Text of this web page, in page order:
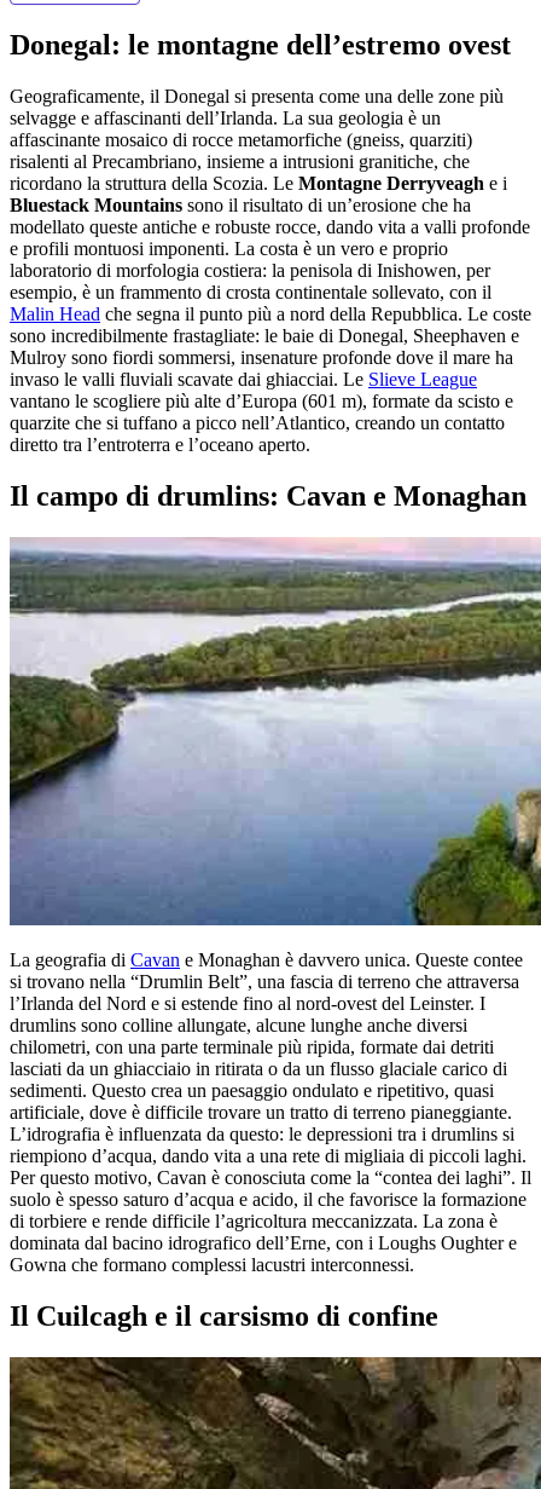
Donegal: le montagne dell’estremo ovest
Geograficamente, il Donegal si presenta come una delle zone più
selvagge e affascinanti dell’Irlanda. La sua geologia è un
affascinante mosaico di rocce metamorfiche (gneiss, quarziti)
risalenti al Precambriano, insieme a intrusioni granitiche, che
ricordano la struttura della Scozia. Le Montagne Derryveagh e i
Bluestack Mountains sono il risultato di un’erosione che ha
modellato queste antiche e robuste rocce, dando vita a valli profonde
e profili montuosi imponenti. La costa è un vero e proprio
laboratorio di morfologia costiera: la penisola di Inishowen, per
esempio, è un frammento di crosta continentale sollevato, con il
Malin Head che segna il punto più a nord della Repubblica. Le coste
sono incredibilmente frastagliate: le baie di Donegal, Sheephaven e
Mulroy sono fiordi sommersi, insenature profonde dove il mare ha
invaso le valli fluviali scavate dai ghiacciai. Le Slieve League
vantano le scogliere più alte d’Europa (601 m), formate da scisto e
quarzite che si tuffano a picco nell’Atlantico, creando un contatto
diretto tra l’entroterra e l’oceano aperto.
Il campo di drumlins: Cavan e Monaghan
La geografia di Cavan e Monaghan è davvero unica. Queste contee
si trovano nella “Drumlin Belt”, una fascia di terreno che attraversa
l’Irlanda del Nord e si estende fino al nord-ovest del Leinster. I
drumlins sono colline allungate, alcune lunghe anche diversi
chilometri, con una parte terminale più ripida, formate dai detriti
lasciati da un ghiacciaio in ritirata o da un flusso glaciale carico di
sedimenti. Questo crea un paesaggio ondulato e ripetitivo, quasi
artificiale, dove è difficile trovare un tratto di terreno pianeggiante.
L’idrografia è influenzata da questo: le depressioni tra i drumlins si
riempiono d’acqua, dando vita a una rete di migliaia di piccoli laghi.
Per questo motivo, Cavan è conosciuta come la “contea dei laghi”. Il
suolo è spesso saturo d’acqua e acido, il che favorisce la formazione
di torbiere e rende difficile l’agricoltura meccanizzata. La zona è
dominata dal bacino idrografico dell’Erne, con i Loughs Oughter e
Gowna che formano complessi lacustri interconnessi.
Il Cuilcagh e il carsismo di confine